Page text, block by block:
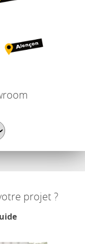
projet ?